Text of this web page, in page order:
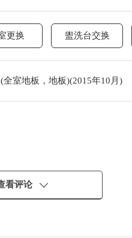
更换 盥洗台交换
室地板，地板)(2015年10月)
看评论